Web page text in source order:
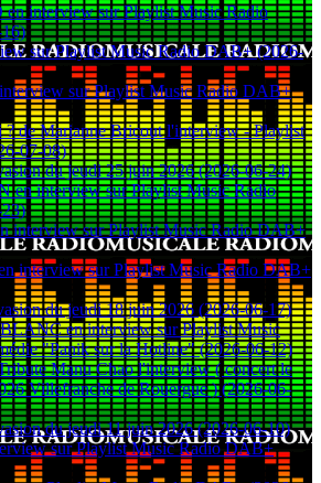
interview sur Playlist Music Radio
sur Playlist Music Radio DAB+ (2026-
sur Playlist Music Radio DAB+
? de Marianne Bricout l'interview - Playlist
07-08)
du jeudi 25 juin 2026 (2026-06-24)
en interview sur Playlist Music Radio
interview sur Playlist Music Radio DAB+
interview sur Playlist Music Radio DAB+
du jeudi 18 juin 2026 (2026-06-17)
en interview sur Playlist Music
"Panik sur la Hotline" (2026-06-12)
Manu Chao l'interview ( concert le
Villefranche de Rouergue ) (2026-06-
du jeudi 11 juin 2026 (2026-06-10)
sur Playlist Music Radio DAB+